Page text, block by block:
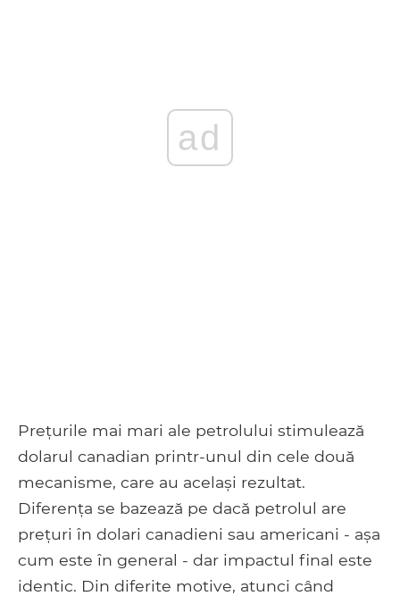
ad
Prețurile mai mari ale petrolului stimulează
dolarul canadian printr-unul din cele două
mecanisme, care au același rezultat.
Diferența se bazează pe dacă petrolul are
prețuri în dolari canadieni sau americani - așa
cum este în general - dar impactul final este
identic. Din diferite motive, atunci când